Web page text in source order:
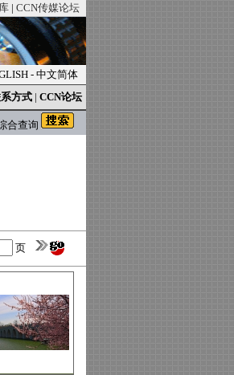
| CCN传媒论坛
- 中文简体
方式 | CCN论坛
合查询
页